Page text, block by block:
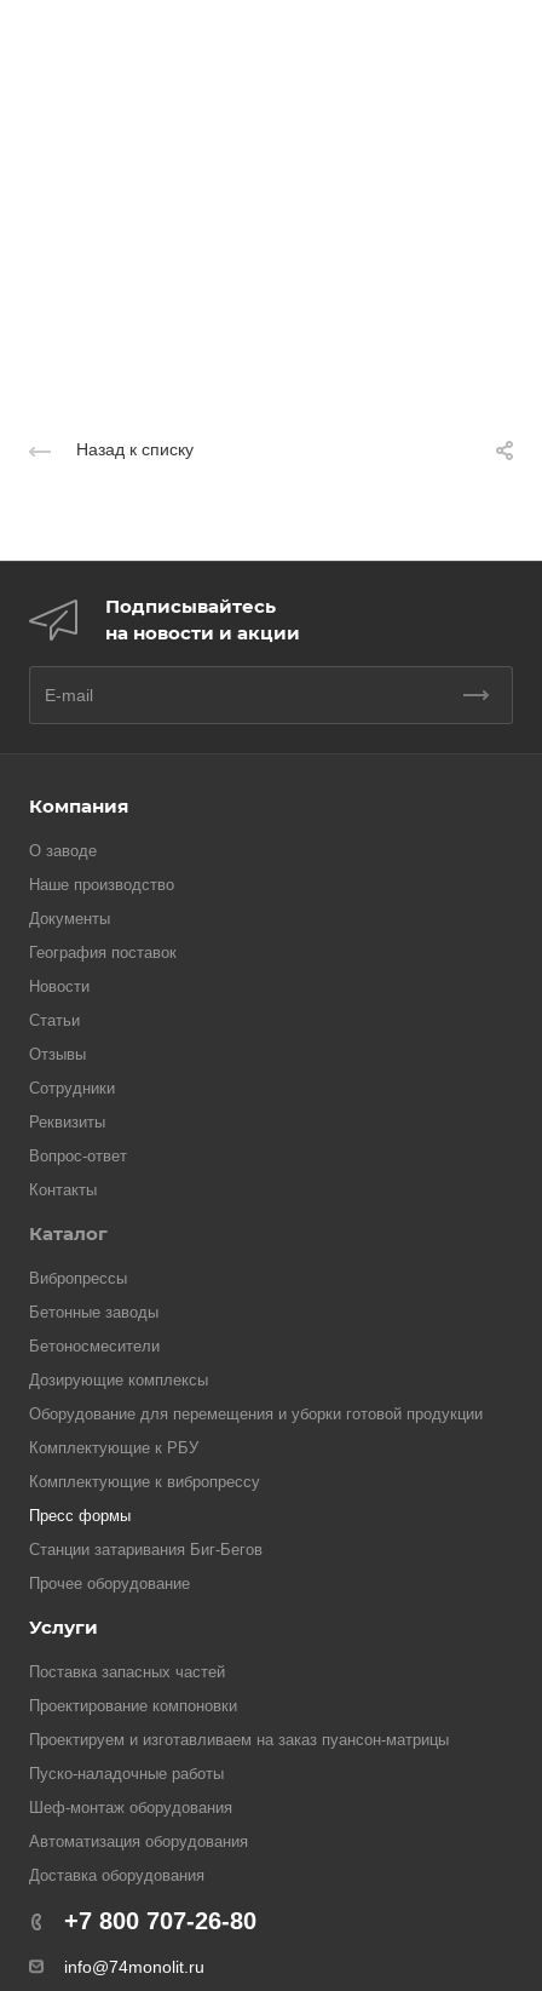
Назад к списку
Подписывайтесь
на новости и акции
Компания
О заводе
Наше производство
Документы
География поставок
Новости
Статьи
Отзывы
Сотрудники
Реквизиты
Вопрос-ответ
Контакты
Каталог
Вибропрессы
Бетонные заводы
Бетоносмесители
Дозирующие комплексы
Оборудование для перемещения и уборки готовой продукции
Комплектующие к РБУ
Комплектующие к вибропрессу
Пресс формы
Станции затаривания Биг-Бегов
Прочее оборудование
Услуги
Поставка запасных частей
Проектирование компоновки
Проектируем и изготавливаем на заказ пуансон-матрицы
Пуско-наладочные работы
Шеф-монтаж оборудования
Автоматизация оборудования
Доставка оборудования
+7 800 707-26-80
info@74monolit.ru